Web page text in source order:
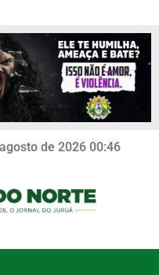
de 2026 00:46